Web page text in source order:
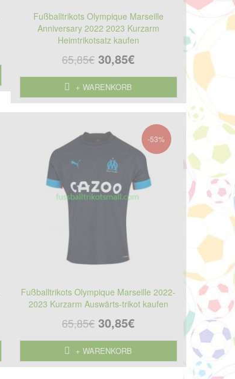
Fußballtrikots Olympique Marseille
Anniversary 2022 2023 Kurzarm
Heimtrikotsatz kaufen
65,85€ 30,85€
+ WARENKORB
-53%
Fußballtrikots Olympique Marseille 2022-
2023 Kurzarm Auswärts-trikot kaufen
65,85€ 30,85€
+ WARENKORB